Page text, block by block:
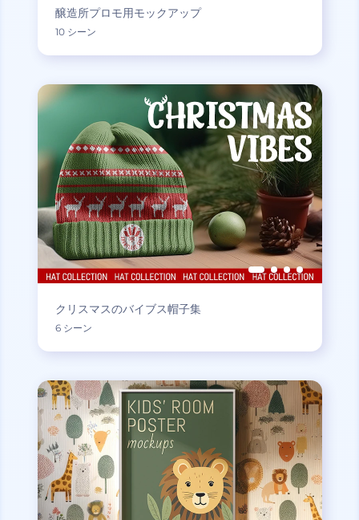
醸造所プロモ用モックアップ
10 シーン
クリスマスのバイブス帽子集
6 シーン